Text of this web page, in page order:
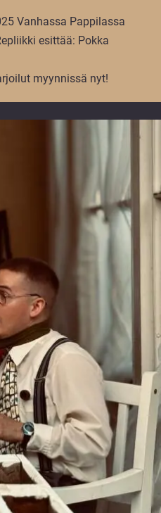
Vanhassa Pappilassa
esittää: Pokka
myynnissä nyt!